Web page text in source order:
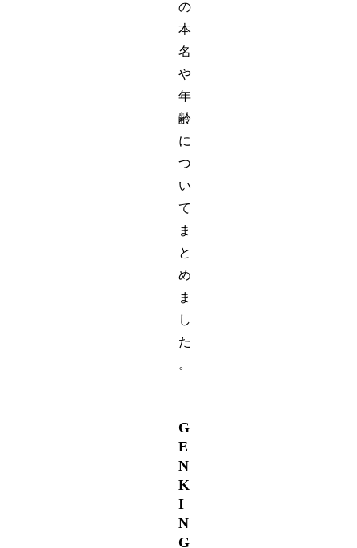
の
本
名
や
年
齢
に
つ
い
て
ま
と
め
ま
し
た
。
G
E
N
K
I
N
G